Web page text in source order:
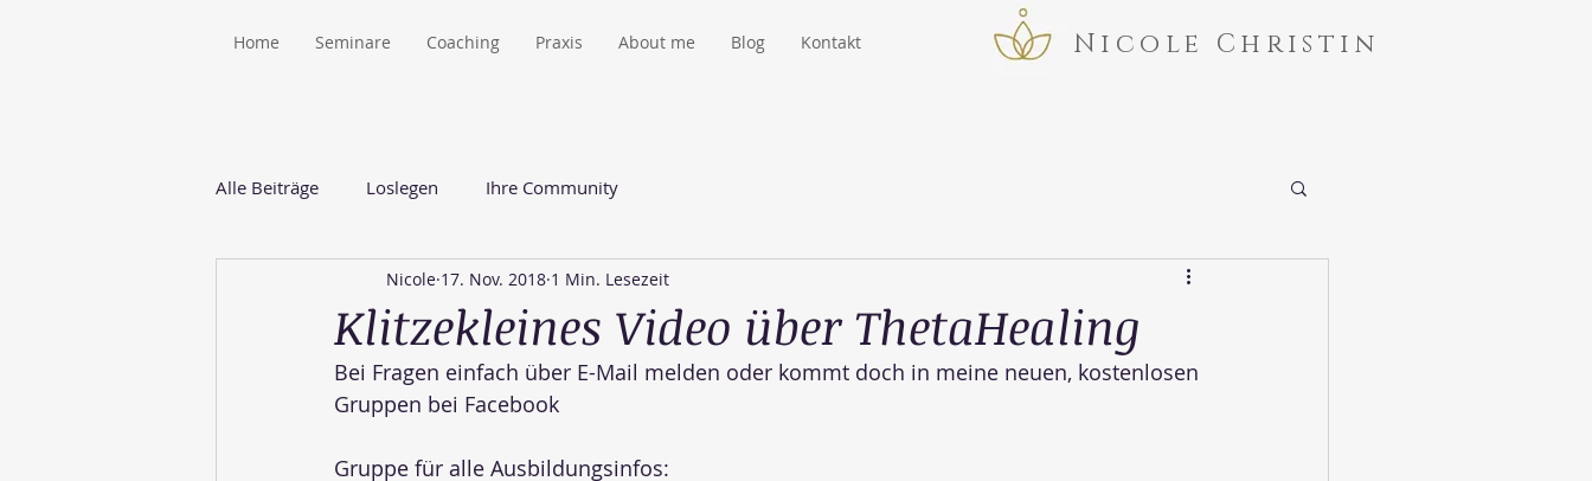
Home Seminare Coaching Praxis About me Blog Kontakt Nicole Christin
Alle Beiträge Loslegen Ihre Community
Klitzekleines Video über ThetaHealing
Nicole 17. Nov. 2018 1 Min. Lesezeit
Bei Fragen einfach über E-Mail melden oder kommt doch in meine neuen, kostenlosen
Gruppen bei Facebook
Gruppe für alle Ausbildungsinfos: